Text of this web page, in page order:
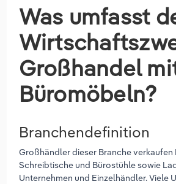
Was umfasst
Großhandel
Büromöbeln?
Branchendefinition
Großhändler dieser Branche verkaufen
Schreibtische und Bürostühle sowie
Unternehmen und Einzelhändler. Viele